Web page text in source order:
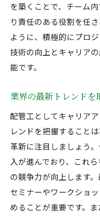
スペシャリス
る溶接技術
正社員配管工が知
トレンド
配管工事にお
来
実務に活かせ
溶接技術の新
正社員として
トレンド
溶接技術の革
を築くことで、チーム
り責任のある役割を任
ように、積極的にプロ
技術の向上とキャリア
能です。
業界の最新トレンド
配管工としてキャリア
レンドを把握すること
革新に注目しましょう
入が進んでおり、これ
の競争力が向上します
セミナーやワークショ
めることが重要です。